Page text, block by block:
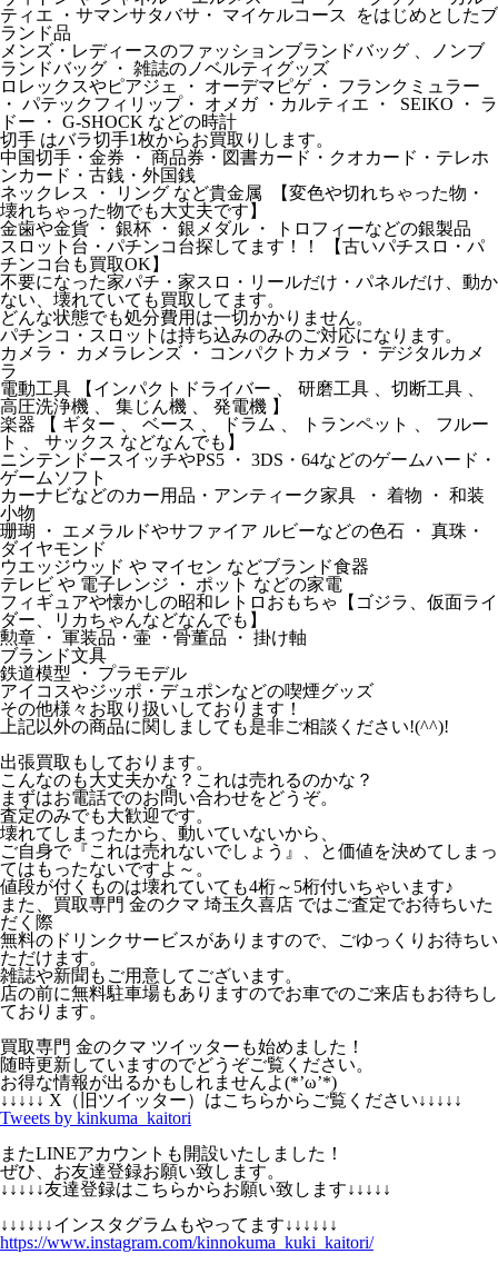
ティエ ・サマンサタバサ・ マイケルコース をはじめとしたブ
ランド品
メンズ・レディースのファッションブランドバッグ 、ノンブ
ランドバッグ ・ 雑誌のノベルティグッズ
ロレックスやピアジェ ・ オーデマピゲ ・ フランクミュラー
・ パテックフィリップ・ オメガ ・カルティエ ・ SEIKO ・ ラ
ドー ・ G-SHOCK などの時計
切手 はバラ切手1枚からお買取りします。
中国切手・金券 ・ 商品券・図書カード・クオカード・テレホ
ンカード・古銭・外国銭
ネックレス ・ リング など貴金属 【変色や切れちゃった物・
壊れちゃった物でも大丈夫です】
金歯や金貨 ・ 銀杯 ・ 銀メダル ・ トロフィーなどの銀製品
スロット台・パチンコ台探してます！！ 【古いパチスロ・パ
チンコ台も買取OK】
不要になった家パチ・家スロ・リールだけ・パネルだけ、動か
ない、壊れていても買取してます。
どんな状態でも処分費用は一切かかりません。
パチンコ・スロットは持ち込みのみのご対応になります。
カメラ・ カメラレンズ ・ コンパクトカメラ ・ デジタルカメ
ラ
電動工具 【インパクトドライバー 、 研磨工具 、切断工具 、
高圧洗浄機 、 集じん機 、 発電機 】
楽器 【 ギター 、 ベース 、 ドラム 、 トランペット 、 フルー
ト 、 サックス などなんでも】
ニンテンドースイッチやPS5 ・ 3DS・64などのゲームハード・
ゲームソフト
カーナビなどのカー用品・アンティーク家具 ・ 着物 ・ 和装
小物
珊瑚 ・ エメラルドやサファイア ルビーなどの色石 ・ 真珠・
ダイヤモンド
ウエッジウッド や マイセン などブランド食器
テレビ や 電子レンジ ・ ポット などの家電
フィギュアや懐かしの昭和レトロおもちゃ【ゴジラ、仮面ライ
ダー、リカちゃんなどなんでも】
勲章 ・ 軍装品・壷 ・骨董品 ・ 掛け軸
ブランド文具
鉄道模型 ・ プラモデル
アイコスやジッポ・デュポンなどの喫煙グッズ
その他様々お取り扱いしております！
上記以外の商品に関しましても是非ご相談ください!(^^)!
出張買取もしております。
こんなのも大丈夫かな？これは売れるのかな？
まずはお電話でのお問い合わせをどうぞ。
査定のみでも大歓迎です。
壊れてしまったから、動いていないから、
ご自身で『これは売れないでしょう』、と価値を決めてしまっ
てはもったないですよ～。
値段が付くものは壊れていても4桁～5桁付いちゃいます♪
また、買取専門 金のクマ 埼玉久喜店 ではご査定でお待ちいた
だく際
無料のドリンクサービスがありますので、ごゆっくりお待ちい
ただけます。
雑誌や新聞もご用意してございます。
店の前に無料駐車場もありますのでお車でのご来店もお待ちし
ております。
買取専門 金のクマ ツイッターも始めました！
随時更新していますのでどうぞご覧ください。
お得な情報が出るかもしれませんよ(*’ω’*)
↓↓↓↓↓ X（旧ツイッター）はこちらからご覧ください↓↓↓↓↓
Tweets by kinkuma_kaitori
またLINEアカウントも開設いたしました！
ぜひ、お友達登録お願い致します。
↓↓↓↓↓友達登録はこちらからお願い致します↓↓↓↓↓
↓↓↓↓↓↓インスタグラムもやってます↓↓↓↓↓↓
https://www.instagram.com/kinnokuma_kuki_kaitori/